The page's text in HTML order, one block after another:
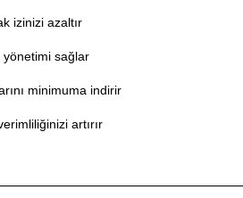
izinizi azaltır
yönetimi sağlar
minimuma indirir
artırır